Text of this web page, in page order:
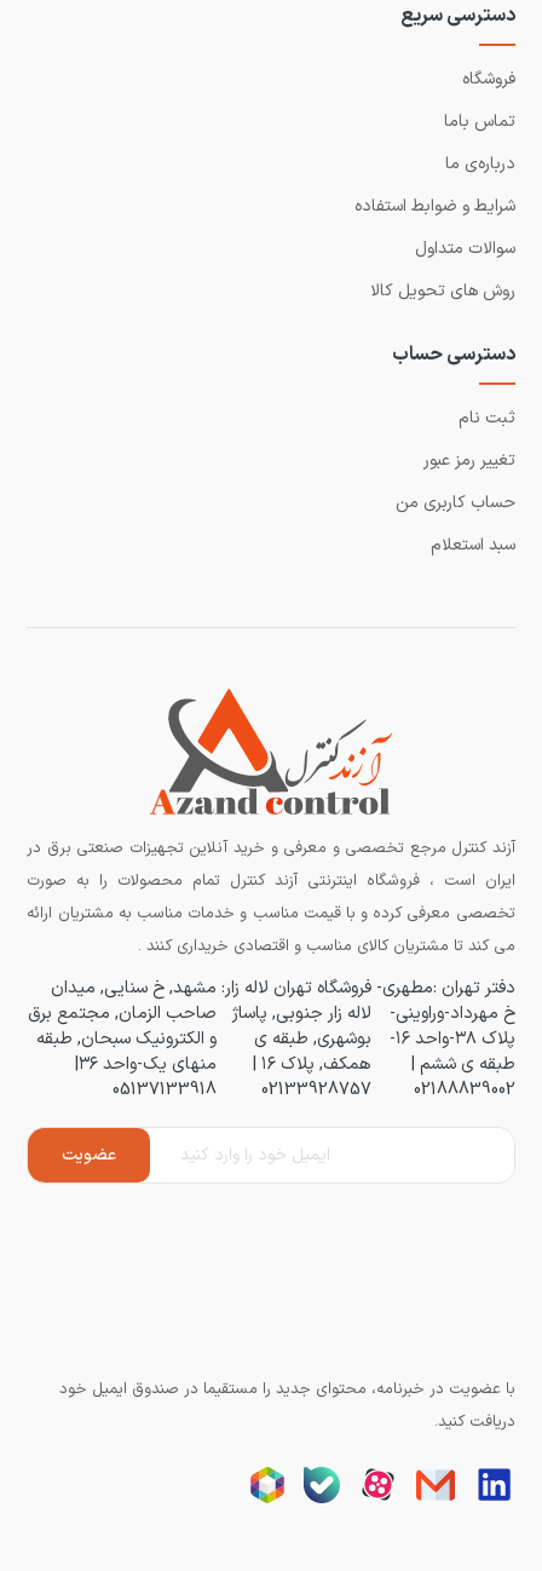
دسترسی سریع
فروشگاه
تماس باما
درباره‌ی ما
شرایط و ضوابط استفاده
سوالات متداول
روش های تحویل کالا
دسترسی حساب
ثبت نام
تغییر رمز عبور
حساب کاربری من
سبد استعلام
آزند کنترل مرجع تخصصی و معرفی و خرید آنلاین تجهیزات صنعتی برق در
ایران است ، فروشگاه اینترنتی آزند کنترل تمام محصولات را به صورت
تخصصی معرفی کرده و با قیمت مناسب و خدمات مناسب به مشتریان ارائه
می کند تا مشتریان کالای مناسب و اقتصادی خریداری کنند .
دفتر تهران :مطهری-
خ مهرداد-وراوینی-
پلاک ۳۸-واحد ۱۶-
طبقه ی ششم |
02188839002
فروشگاه تهران لاله زار:
لاله زار جنوبی, پاساژ
بوشهری, طبقه ی
همکف, پلاک ۱۶ |
02133928757
مشهد, خ سنایی, میدان
صاحب الزمان, مجتمع برق
و الکترونیک سبحان, طبقه
منهای یک-واحد ۳۶|
05137133918
با عضویت در خبرنامه، محتوای جدید را مستقیما در صندوق ایمیل خود
دریافت کنید.